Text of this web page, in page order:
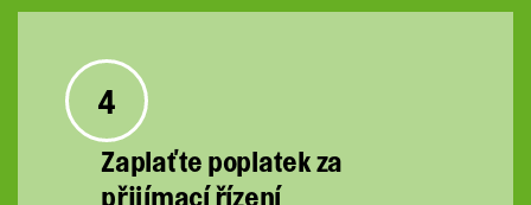
4
Zaplaťte poplatek za
přijímací řízení